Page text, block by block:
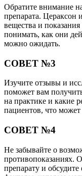
Обратите внимание
препарата. Цераксон
вещества и
понимать, как они
можно ожидать.
СОВЕТ №3
Изучите отзывы и
поможет вам
на практике и какие
пациентов, что
СОВЕТ №4
Не забывайте о
противопоказаниях.
препарату и